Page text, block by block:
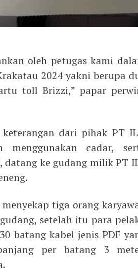
oleh petugas kami
2024 yakni berupa
toll Brizzi,” papar
dari pihak PT
cadar,
ke gudang milik PT
tiga orang
setelah itu para
batang kabel jenis PDF
per batang 3